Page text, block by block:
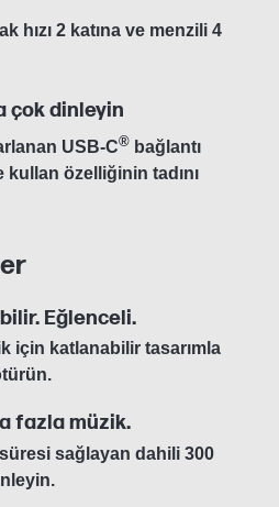
hızı 2 katına ve menzili 4
çok dinleyin
USB-C® bağlantı
kullan özelliğinin tadını
Eğlenceli.
için katlanabilir tasarımla
fazla müzik.
sağlayan dahili 300